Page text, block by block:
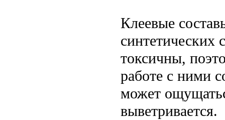
Клеевые
токсичны,
работе с ними
может
выветривается.